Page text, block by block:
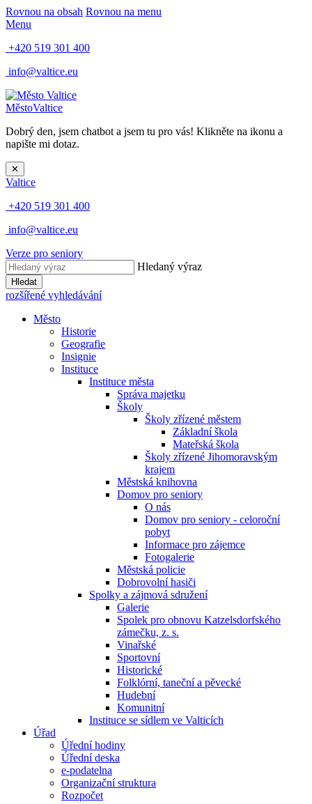
Rovnou na obsah Rovnou na menu
Menu
+420 519 301 400
info@valtice.eu
MěstoValtice
Dobrý den, jsem chatbot a jsem tu pro vás! Klikněte na ikonu a
napište mi dotaz.
✕
Valtice
+420 519 301 400
info@valtice.eu
Verze pro seniory
Hledaný výraz
Hledat
rozšířené vyhledávání
Město
Historie
Geografie
Insignie
Instituce
Instituce města
Správa majetku
Školy
Školy zřízené městem
Základní škola
Mateřská škola
Školy zřízené Jihomoravským
krajem
Městská knihovna
Domov pro seniory
O nás
Domov pro seniory - celoroční
pobyt
Informace pro zájemce
Fotogalerie
Městská policie
Dobrovolní hasiči
Spolky a zájmová sdružení
Galerie
Spolek pro obnovu Katzelsdorfského
zámečku, z. s.
Vinařské
Sportovní
Historické
Folklórní, taneční a pěvecké
Hudební
Komunitní
Instituce se sídlem ve Valticích
Úřad
Úřední hodiny
Úřední deska
e-podatelna
Organizační struktura
Rozpočet